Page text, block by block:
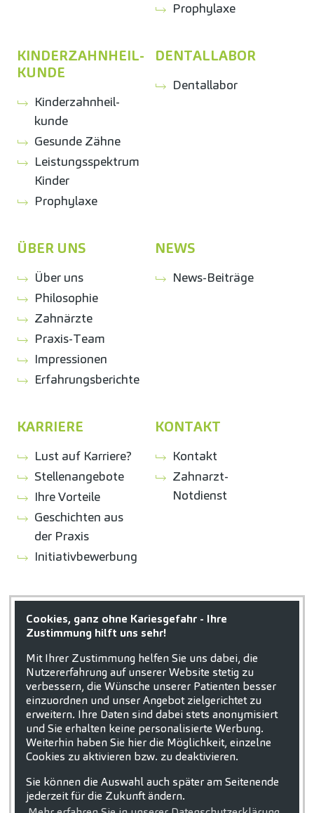
Prophylaxe
KINDER­ZAHNHEIL­
KUNDE
Kinder­zahnheil­
kunde
Gesunde Zähne
Leistungsspektrum
Kinder
Prophylaxe
DENTALLABOR
Dentallabor
ÜBER UNS
Über uns
Philosophie
Zahnärzte
Praxis-Team
Impressionen
Erfahrungsberichte
NEWS
News-Beiträge
KARRIERE
Lust auf Karriere?
Stellenangebote
Ihre Vorteile
Geschichten aus
der Praxis
Initiativbewerbung
KONTAKT
Kontakt
Zahnarzt-
Notdienst
ZAHNEINS
zahneins.com
STARTSEITE
KONTAKT
COOKIE-EINSTELLUNGEN
IMPRESSUM
DATENSCHUTZ
Cookies, ganz ohne Kariesgefahr - Ihre
Zustimmung hilft uns sehr!
Mit Ihrer Zustimmung helfen Sie uns dabei, die
Nutzererfahrung auf unserer Website stetig zu
verbessern, die Wünsche unserer Patienten besser
einzuordnen und unser Angebot zielgerichtet zu
erweitern. Ihre Daten sind dabei stets anonymisiert
und Sie erhalten keine personalisierte Werbung.
Weiterhin haben Sie hier die Möglichkeit, einzelne
Cookies zu aktivieren bzw. zu deaktivieren.
Sie können die Auswahl auch später am Seitenende
jederzeit für die Zukunft ändern.